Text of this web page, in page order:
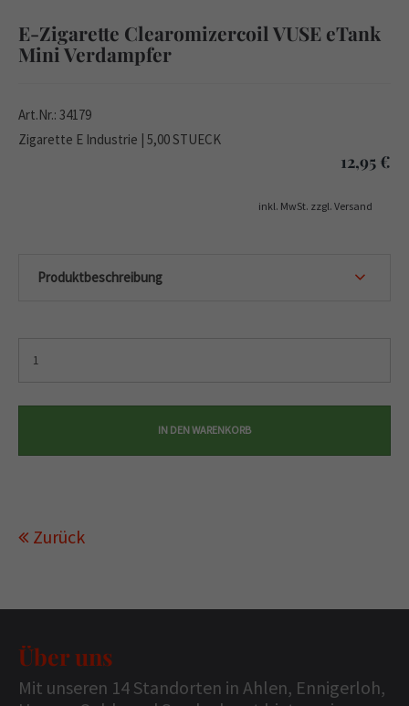
E-Zigarette Clearomizercoil VUSE eTank
Mini Verdampfer
Art.Nr.: 34179
Zigarette E Industrie | 5,00 STUECK
12,95 €
inkl. MwSt. zzgl. Versand
Produktbeschreibung
Zurück
Über uns
Mit unseren 14 Standorten in Ahlen, Ennigerloh,